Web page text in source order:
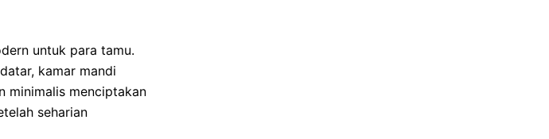
untuk para tamu.
kamar mandi
minimalis menciptakan
seharian